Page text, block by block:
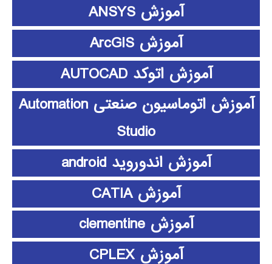
آموزش ANSYS
آموزش ArcGIS
آموزش اتوکد AUTOCAD
آموزش اتوماسیون صنعتی Automation
Studio
آموزش اندوروید android
آموزش CATIA
آموزش clementine
آموزش CPLEX